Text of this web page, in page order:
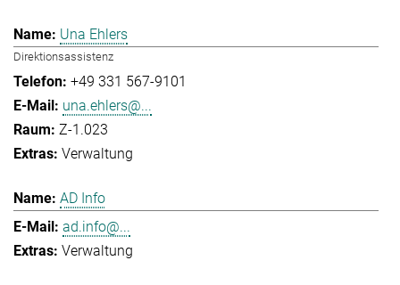
Una Ehlers
Direktionsassistenz
+49 331 567-9101
una.ehlers@...
Z-1.023
Verwaltung
AD Info
ad.info@...
Verwaltung